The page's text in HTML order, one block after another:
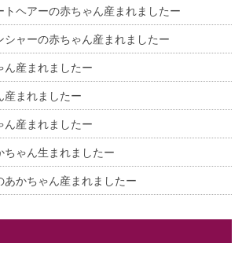
トヘアーの赤ちゃん産まれましたー
シャーの赤ちゃん産まれましたー
ん産まれましたー
産まれましたー
産まれましたー
ちゃん生まれましたー
あかちゃん産まれましたー